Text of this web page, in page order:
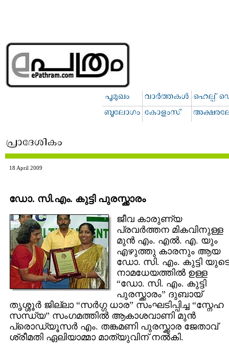
18 April 2009
ഡോ. സി.എം. കുട്ടി പുരസ്ക്കാരം
ജീവ കാരുണ്യ
പ്രവര്‍ത്തന മികവിനുള്ള
മുന്‍ എം. എല്‍. എ. യും
എഴുത്തു കാരനും ആയ
ഡോ. സി. എം. കുട്ടി
നാമധേയത്തില്‍ ഉള്ള
“ഡോ. സി. എം. കുട്ടി
പുരസ്ക്കാരം” ദുബായ്
തൃശ്ശൂര്‍ ജില്ലാ “സര്‍ഗ്ഗ ധാര” സംഘടിപ്പിച്ച “സ്നേഹ
സന്ധ്യ” സംഗമത്തില്‍ ആകാശവാണി മുന്‍
പ്രൊഡ്യൂസര്‍ എം. തങ്കമണി പുരസ്ക്കാര ജേതാവ്
ശ്രീമതി ഏലിയാമ്മാ മാത്യുവിന് നല്‍കി.